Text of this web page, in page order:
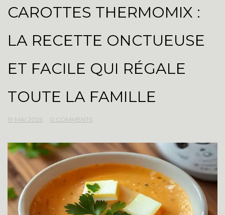
CAROTTES THERMOMIX :
LA RECETTE ONCTUEUSE
ET FACILE QUI RÉGALE
TOUTE LA FAMILLE
19 MAI 2026 0 COMMENTS